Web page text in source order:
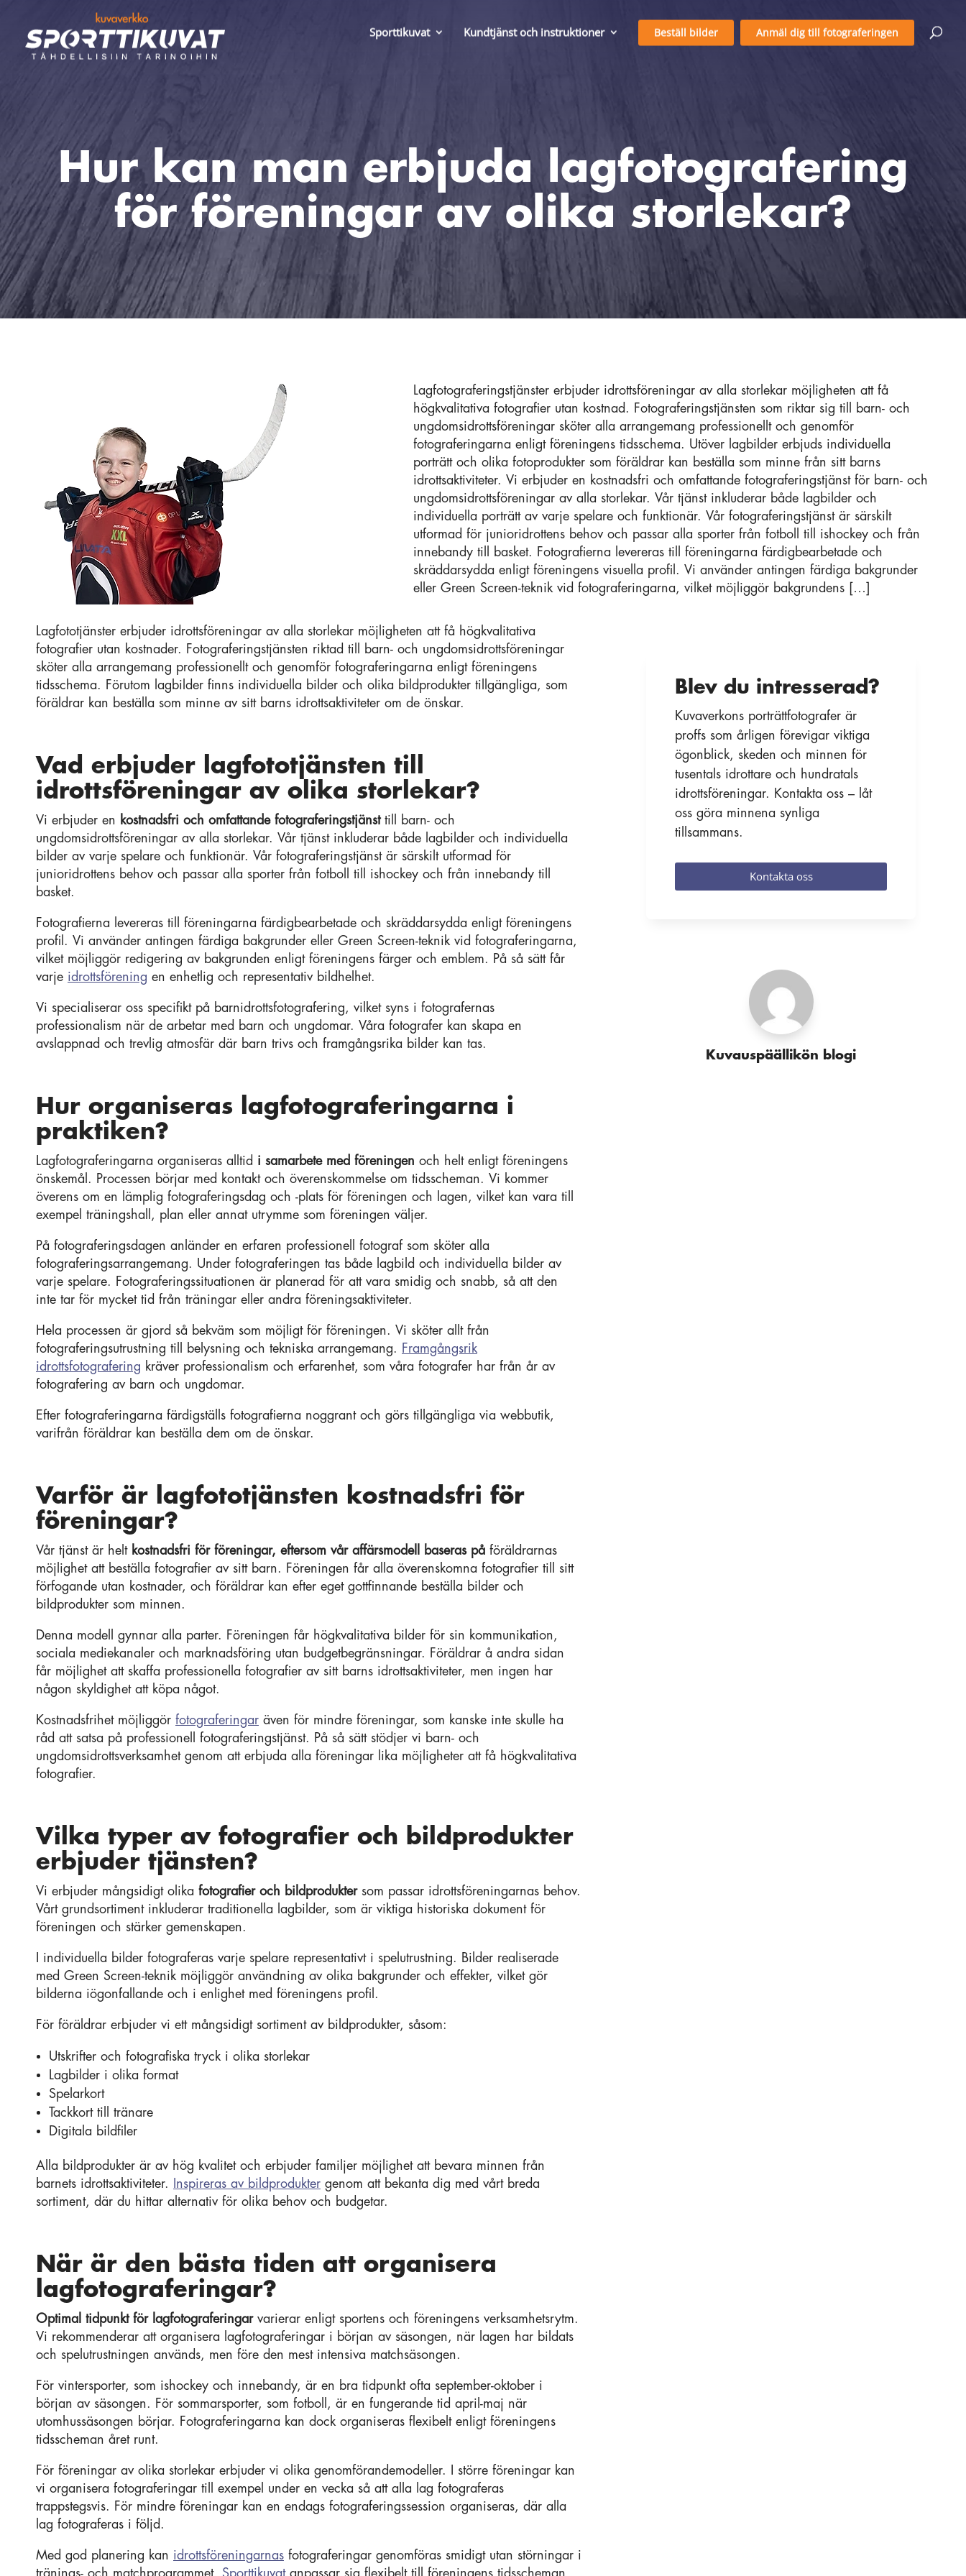
Sporttikuvat Kundtjänst och instruktioner Beställ bilder Anmäl dig till fotograferingen
Hur kan man erbjuda lagfotografering
för föreningar av olika storlekar?
Lagfotograferingstjänster erbjuder idrottsföreningar av alla storlekar möjligheten att få
högkvalitativa fotografier utan kostnad. Fotograferingstjänsten som riktar sig till barn- och
ungdomsidrottsföreningar sköter alla arrangemang professionellt och genomför
fotograferingarna enligt föreningens tidsschema. Utöver lagbilder erbjuds individuella
porträtt och olika fotoprodukter som föräldrar kan beställa som minne från sitt barns
idrottsaktiviteter. Vi erbjuder en kostnadsfri och omfattande fotograferingstjänst för barn- och
ungdomsidrottsföreningar av alla storlekar. Vår tjänst inkluderar både lagbilder och
individuella porträtt av varje spelare och funktionär. Vår fotograferingstjänst är särskilt
utformad för junioridrottens behov och passar alla sporter från fotboll till ishockey och från
innebandy till basket. Fotografierna levereras till föreningarna färdigbearbetade och
skräddarsydda enligt föreningens visuella profil. Vi använder antingen färdiga bakgrunder
eller Green Screen-teknik vid fotograferingarna, vilket möjliggör bakgrundens […]
Lagfototjänster erbjuder idrottsföreningar av alla storlekar möjligheten att få högkvalitativa
fotografier utan kostnader. Fotograferingstjänsten riktad till barn- och ungdomsidrottsföreningar
sköter alla arrangemang professionellt och genomför fotograferingarna enligt föreningens
tidsschema. Förutom lagbilder finns individuella bilder och olika bildprodukter tillgängliga, som
föräldrar kan beställa som minne av sitt barns idrottsaktiviteter om de önskar.
Vad erbjuder lagfototjänsten till
idrottsföreningar av olika storlekar?
Vi erbjuder en kostnadsfri och omfattande fotograferingstjänsttill barn- och
ungdomsidrottsföreningar av alla storlekar. Vår tjänst inkluderar både lagbilder och individuella
bilder av varje spelare och funktionär. Vår fotograferingstjänst är särskilt utformad för
junioridrottens behov och passar alla sporter från fotboll till ishockey och från innebandy till
basket.
Fotografierna levereras till föreningarna färdigbearbetade och skräddarsydda enligt föreningens
profil. Vi använder antingen färdiga bakgrunder eller Green Screen-teknik vid fotograferingarna,
vilket möjliggör redigering av bakgrunden enligt föreningens färger och emblem. På så sätt får
varje idrottsförening en enhetlig och representativ bildhelhet.
Vi specialiserar oss specifikt på barnidrottsfotografering, vilket syns i fotografernas
professionalism när de arbetar med barn och ungdomar. Våra fotografer kan skapa en
avslappnad och trevlig atmosfär där barn trivs och framgångsrika bilder kan tas.
Hur organiseras lagfotograferingarna i
praktiken?
Lagfotograferingarna organiseras alltid i samarbete med föreningen och helt enligt föreningens
önskemål. Processen börjar med kontakt och överenskommelse om tidsscheman. Vi kommer
överens om en lämplig fotograferingsdag och -plats för föreningen och lagen, vilket kan vara till
exempel träningshall, plan eller annat utrymme som föreningen väljer.
På fotograferingsdagen anländer en erfaren professionell fotograf som sköter alla
fotograferingsarrangemang. Under fotograferingen tas både lagbild och individuella bilder av
varje spelare. Fotograferingssituationen är planerad för att vara smidig och snabb, så att den
inte tar för mycket tid från träningar eller andra föreningsaktiviteter.
Hela processen är gjord så bekväm som möjligt för föreningen. Vi sköter allt från
fotograferingsutrustning till belysning och tekniska arrangemang.
Framgångsrik
idrottsfotografering kräver professionalism och erfarenhet, som våra fotografer har från år av
fotografering av barn och ungdomar.
Efter fotograferingarna färdigställs fotografierna noggrant och görs tillgängliga via webbutik,
varifrån föräldrar kan beställa dem om de önskar.
Varför är lagfototjänsten kostnadsfri för
föreningar?
Vår tjänst är helt kostnadsfri för föreningar, eftersom vår affärsmodell baseras på föräldrarnas
möjlighet att beställa fotografier av sitt barn. Föreningen får alla överenskomna fotografier till sitt
förfogande utan kostnader, och föräldrar kan efter eget gottfinnande beställa bilder och
bildprodukter som minnen.
Denna modell gynnar alla parter. Föreningen får högkvalitativa bilder för sin kommunikation,
sociala mediekanaler och marknadsföring utan budgetbegränsningar. Föräldrar å andra sidan
får möjlighet att skaffa professionella fotografier av sitt barns idrottsaktiviteter, men ingen har
någon skyldighet att köpa något.
Kostnadsfrihet möjliggör fotograferingar även för mindre föreningar, som kanske inte skulle ha
råd att satsa på professionell fotograferingstjänst. På så sätt stödjer vi barn- och
ungdomsidrottsverksamhet genom att erbjuda alla föreningar lika möjligheter att få högkvalitativa
fotografier.
Vilka typer av fotografier och bildprodukter
erbjuder tjänsten?
Vi erbjuder mångsidigt olika fotografier och bildproduktersom passar idrottsföreningarnas behov.
Vårt grundsortiment inkluderar traditionella lagbilder, som är viktiga historiska dokument för
föreningen och stärker gemenskapen.
I individuella bilder fotograferas varje spelare representativt i spelutrustning. Bilder realiserade
med Green Screen-teknik möjliggör användning av olika bakgrunder och effekter, vilket gör
bilderna iögonfallande och i enlighet med föreningens profil.
För föräldrar erbjuder vi ett mångsidigt sortiment av bildprodukter, såsom:
Utskrifter och fotografiska tryck i olika storlekar
Lagbilder i olika format
Spelarkort
Tackkort till tränare
Digitala bildfiler
Alla bildprodukter är av hög kvalitet och erbjuder familjer möjlighet att bevara minnen från
barnets idrottsaktiviteter.
Inspireras av bildprodukter genom att bekanta dig med vårt breda
sortiment, där du hittar alternativ för olika behov och budgetar.
När är den bästa tiden att organisera
lagfotograferingar?
Optimal tidpunkt för lagfotograferingarvarierar enligt sportens och föreningens verksamhetsrytm.
Vi rekommenderar att organisera lagfotograferingar i början av säsongen, när lagen har bildats
och spelutrustningen används, men före den mest intensiva matchsäsongen.
För vintersporter, som ishockey och innebandy, är en bra tidpunkt ofta september-oktober i
början av säsongen. För sommarsporter, som fotboll, är en fungerande tid april-maj när
utomhussäsongen börjar. Fotograferingarna kan dock organiseras flexibelt enligt föreningens
tidsscheman året runt.
För föreningar av olika storlekar erbjuder vi olika genomförandemodeller. I större föreningar kan
vi organisera fotograferingar till exempel under en vecka så att alla lag fotograferas
trappstegsvis. För mindre föreningar kan en endags fotograferingssession organiseras, där alla
lag fotograferas i följd.
Med god planering kan idrottsföreningarnas fotograferingar genomföras smidigt utan störningar i
tränings- och matchprogrammet. Sporttikuvatanpassar sig flexibelt till föreningens tidsscheman,
Blev du intresserad?
Kuvaverkons porträttfotografer är
proffs som årligen förevigar viktiga
ögonblick, skeden och minnen för
tusentals idrottare och hundratals
idrottsföreningar. Kontakta oss – låt
oss göra minnena synliga
tillsammans.
Kontakta oss
Kuvauspäällikön blogi